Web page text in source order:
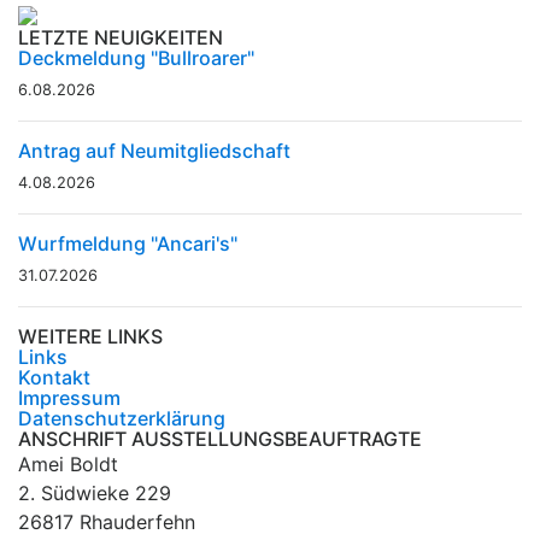
LETZTE NEUIGKEITEN
Deckmeldung "Bullroarer"
6.08.2026
Antrag auf Neumitgliedschaft
4.08.2026
Wurfmeldung "Ancari's"
31.07.2026
WEITERE LINKS
Links
Kontakt
Impressum
Datenschutzerklärung
ANSCHRIFT AUSSTELLUNGSBEAUFTRAGTE
Amei Boldt
2. Südwieke 229
26817 Rhauderfehn